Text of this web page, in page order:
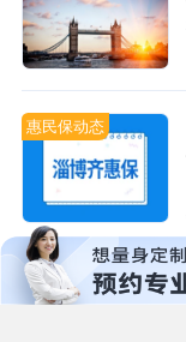
惠民保动态
小白必看